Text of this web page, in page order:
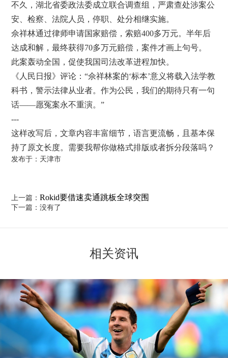
不久，湖北省委政法委成立联合调查组，严肃查处涉案公
安、检察、法院人员，停职、处分相继实施。
佘祥林通过律师申请国家赔偿，索赔400多万元。半年后
达成和解，最终获得70多万元赔偿，案件才画上句号。
此案轰动全国，促使我国司法改革进程加快。
《人民日报》评论：“佘祥林案的‘标本’意义将载入法学教
科书，警示法律从业者。作为公民，我们的期待只有一句
话——愿冤案永不重演。”
---
这样改写后，文章内容丰富细节，语言更流畅，且基本保
持了原文长度。需要我帮你做格式排版或者拆分段落吗？
发布于：天津市
上一篇：Rokid要借速卖通跳板全球突围
下一篇：没有了
相关资讯